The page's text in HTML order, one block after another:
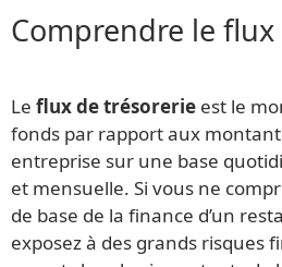
Comprendre le
Le flux de trésorerie est le
fonds par rapport aux
entreprise sur une base
et mensuelle. Si vous ne
de base de la finance d’un
exposez à des grands risques